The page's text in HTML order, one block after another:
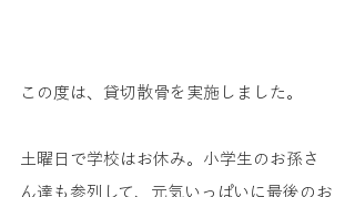
この度は、貸切散骨を実施しました。
土曜日で学校はお休み。小学生のお孫さ
ん達も参列して、元気いっぱいに最後のお